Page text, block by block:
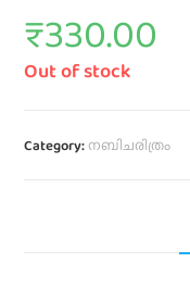
₹330.00
Out of stock
Category: നബിചരിത്രം